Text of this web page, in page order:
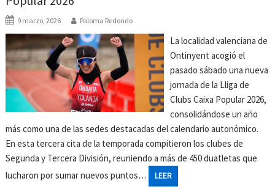
9 marzo, 2026 Paloma Redondo
La localidad valenciana de
Ontinyent acogió el
pasado sábado una nueva
jornada de la Lliga de
Clubs Caixa Popular 2026,
consolidándose un año
más como una de las sedes destacadas del calendario autonómico.
En esta tercera cita de la temporada compitieron los clubes de
Segunda y Tercera División, reuniendo a más de 450 duatletas que
lucharon por sumar nuevos puntos…
LEER